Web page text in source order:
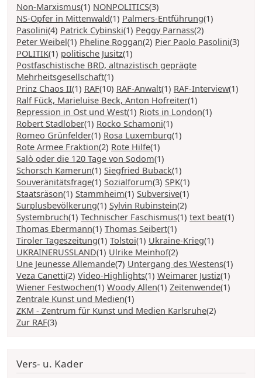
Non-Marxismus(1) NONPOLITICS(3)
NS-Opfer in Mittenwald(1) Palmers-Entführung(1)
Pasolini(4) Patrick Cybinski(1) Peggy Parnass(2)
Peter Weibel(1) Pheline Roggan(2) Pier Paolo Pasolini(3)
POLITIK(1) politische Jusitz(1)
Postfaschistische BRD, altnazistisch geprägte
Mehrheitsgesellschaft(1)
Prinz Chaos II(1) RAF(10) RAF-Anwalt(1) RAF-Interview(1)
Ralf Fück, Marieluise Beck, Anton Hofreiter(1)
Repression in Ost und West(1) Riots in London(1)
Robert Stadlober(1) Rocko Schamoni(1)
Romeo Grünfelder(1) Rosa Luxemburg(1)
Rote Armee Fraktion(2) Rote Hilfe(1)
Salò oder die 120 Tage von Sodom(1)
Schorsch Kamerun(1) Siegfried Buback(1)
Souveränitätsfrage(1) Sozialforum(3) SPK(1)
Staatsräson(1) Stammheim(1) Subversive(1)
Surplusbevölkerung(1) Sylvin Rubinstein(2)
Systembruch(1) Technischer Faschismus(1) text beat(1)
Thomas Ebermann(1) Thomas Seibert(1)
Tiroler Tageszeitung(1) Tolstoi(1) Ukraine-Krieg(1)
UKRAINERUSSLAND(1) Ulrike Meinhof(2)
Une Jeunesse Allemande(7) Untergang des Westens(1)
Veza Canetti(2) Video-Highlights(1) Weimarer Justiz(1)
Wiener Festwochen(1) Woody Allen(1) Zeitenwende(1)
Zentrale Kunst und Medien(1)
ZKM - Zentrum für Kunst und Medien Karlsruhe(2)
Zur RAF(3)
Vers- u. Kader